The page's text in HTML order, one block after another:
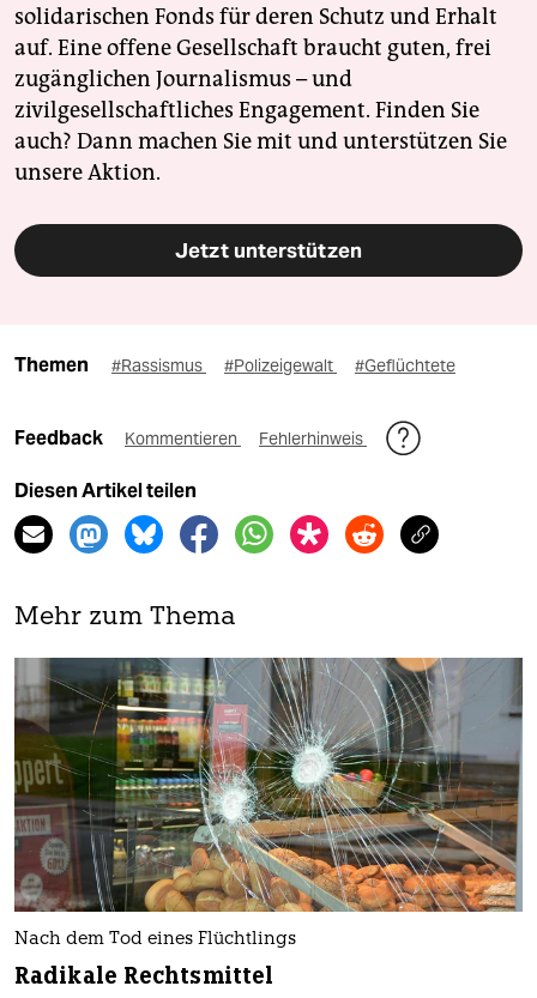
solidarischen Fonds für deren Schutz und Erhalt
auf. Eine offene Gesellschaft braucht guten, frei
zugänglichen Journalismus – und
zivilgesellschaftliches Engagement. Finden Sie
auch? Dann machen Sie mit und unterstützen Sie
unsere Aktion.
Jetzt unterstützen
Themen #Rassismus #Polizeigewalt #Geflüchtete
Feedback Kommentieren Fehlerhinweis
Diesen Artikel teilen
Mehr zum Thema
Nach dem Tod eines Flüchtlings
Radikale Rechtsmittel